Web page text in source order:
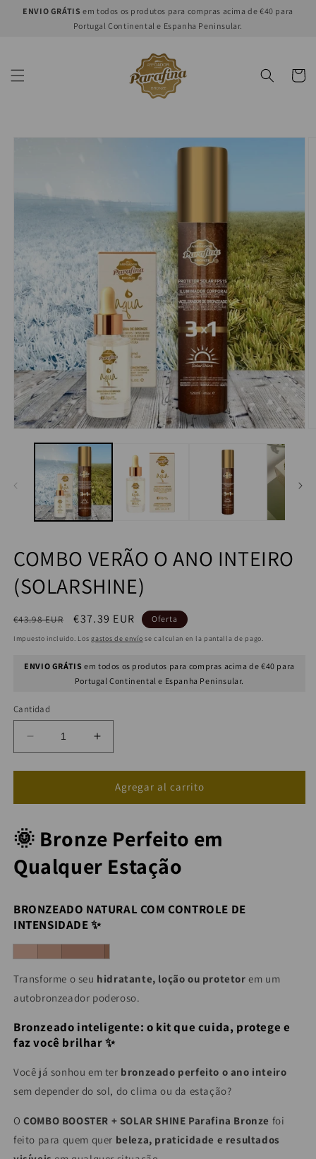
directamente
ENVIO GRÁTIS em todos os produtos para compras acima de €40 para
Portugal Continental e Espanha Peninsular.
Carrito
directamente
COMBO VERÃO O ANO INTEIRO
(SOLARSHINE)
Precio
habitual
€43.98 EUR
Precio
de
€37.39 EUR Oferta
Impuesto incluido. Losgastos de envío se calculan en la pantalla de pago.
ENVIO GRÁTIS em todos os produtos para compras acima de €40 para
Portugal Continental e Espanha Peninsular.
Cantidad
Reducir
cantidad
para
VERÃO
ANO
INTEIRO
(SOLARSHINE)
Aumentar
cantidad
para
COMBO
VERÃO
ANO
INTEIRO
(SOLARSHINE)
Agregar al carrito
🌞 Bronze Perfeito em
Qualquer Estação
BRONZEADO NATURAL COM CONTROLE DE
INTENSIDADE ✨
Transforme o seu hidratante, loção ou protetor em um
autobronzeador poderoso.
Bronzeado inteligente: o kit que cuida, protege e
faz você brilhar ✨
Você já sonhou em ter bronzeado perfeito o ano inteiro
sem depender do sol, do clima ou da estação?
OCOMBO BOOSTER + SOLAR SHINE Parafina Bronze foi
feito para quem quer beleza, praticidade e resultados